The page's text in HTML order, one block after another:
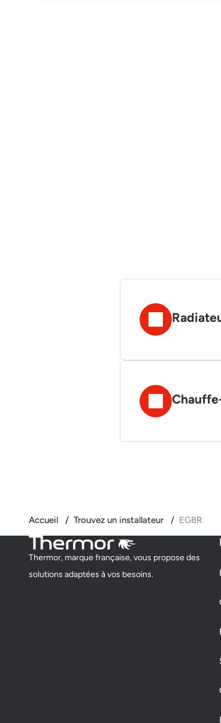
Accueil Trouvez un installateur EGBR
Thermor, marque française, vous propose des
solutions adaptées à vos besoins.